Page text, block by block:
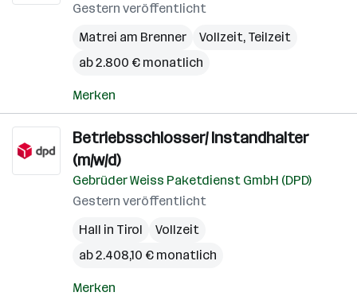
Gestern veröffentlicht
Matrei am Brenner
Vollzeit, Teilzeit
ab 2.800 € monatlich
Merken
Betriebsschlosser/ Instandhalter
(m/w/d)
Gebrüder Weiss Paketdienst GmbH (DPD)
Gestern veröffentlicht
Hall in Tirol
Vollzeit
ab 2.408,10 € monatlich
Merken